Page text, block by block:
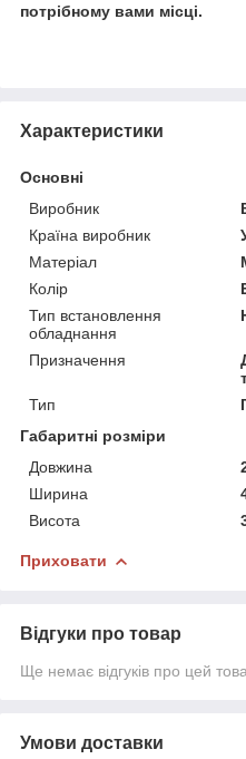
потрібному вами місці.
Характеристики
Основні
Виробник
Країна виробник
Матеріал
Колір
Тип встановлення
обладнання
Призначення
Тип
Габаритні розміри
Довжина
Ширина
Висота
Приховати
Відгуки про товар
Ще немає відгуків про цей
Умови доставки